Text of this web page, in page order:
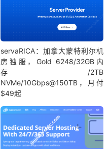
servaRICA：加拿大蒙特利尔机
房独服，Gold 6248/32GB内
存/2TB
NVMe/10Gbps@150TB，月付
$49起